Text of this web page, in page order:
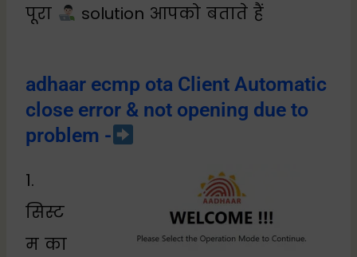
पूरा
solution आपको बताते हैं
adhaar ecmp ota Client Automatic
close error & not opening due to
problem -
1.
सिस्ट
म का